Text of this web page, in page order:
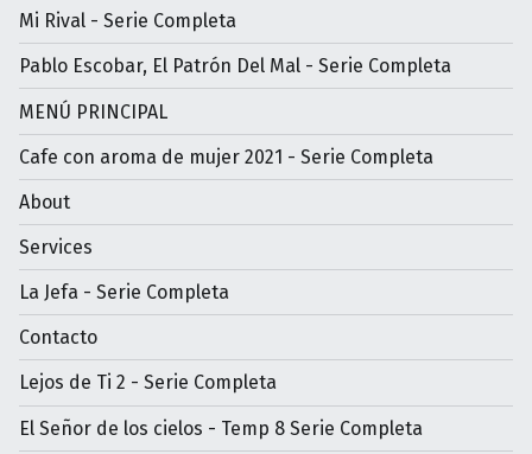
Mi Rival - Serie Completa
Pablo Escobar, El Patrón Del Mal - Serie Completa
MENÚ PRINCIPAL
Cafe con aroma de mujer 2021 - Serie Completa
About
Services
La Jefa - Serie Completa
Contacto
Lejos de Ti 2 - Serie Completa
El Señor de los cielos - Temp 8 Serie Completa